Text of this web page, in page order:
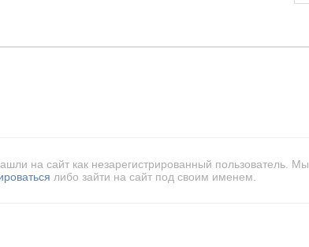
на сайт как незарегистрированный пользователь. Мы
либо зайти на сайт под своим именем.